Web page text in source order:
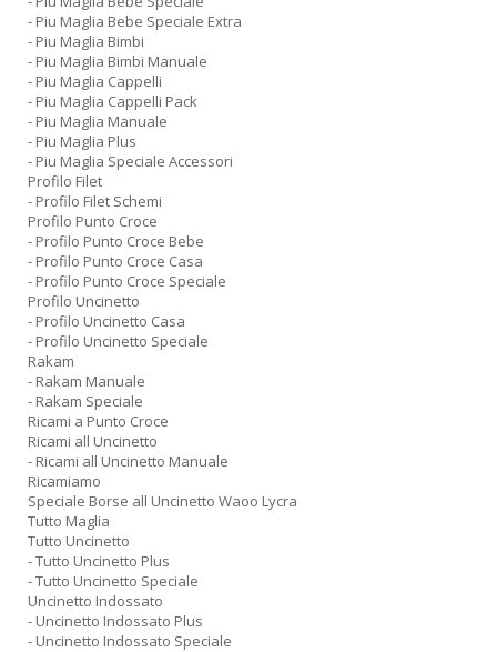
- Piu Maglia Bebe Speciale Extra
- Piu Maglia Bimbi
- Piu Maglia Bimbi Manuale
- Piu Maglia Cappelli
- Piu Maglia Cappelli Pack
- Piu Maglia Manuale
- Piu Maglia Plus
- Piu Maglia Speciale Accessori
Profilo Filet
- Profilo Filet Schemi
Profilo Punto Croce
- Profilo Punto Croce Bebe
- Profilo Punto Croce Casa
- Profilo Punto Croce Speciale
Profilo Uncinetto
- Profilo Uncinetto Casa
- Profilo Uncinetto Speciale
Rakam
- Rakam Manuale
- Rakam Speciale
Ricami a Punto Croce
Ricami all Uncinetto
- Ricami all Uncinetto Manuale
Ricamiamo
Speciale Borse all Uncinetto Waoo Lycra
Tutto Maglia
Tutto Uncinetto
- Tutto Uncinetto Plus
- Tutto Uncinetto Speciale
Uncinetto Indossato
- Uncinetto Indossato Plus
- Uncinetto Indossato Speciale